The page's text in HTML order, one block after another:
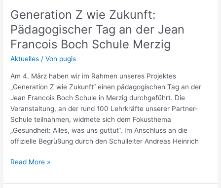
Generation Z wie Zukunft:
Pädagogischer Tag an der Jean
Francois Boch Schule Merzig
Aktuelles / Von pugis
Am 4. März haben wir im Rahmen unseres Projektes
„Generation Z wie Zukunft“ einen pädagogischen Tag an der
Jean Francois Boch Schule in Merzig durchgeführt. Die
Veranstaltung, an der rund 100 Lehrkräfte unserer Partner-
Schule teilnahmen, widmete sich dem Fokusthema
„Gesundheit: Alles, was uns guttut“. Im Anschluss an die
offizielle Begrüßung durch den Schulleiter Andreas Heinrich
wie
Zukunft:
Pädagogischer
Tag
an
Jean
Francois
Boch
Schule
Merzig
Read More »